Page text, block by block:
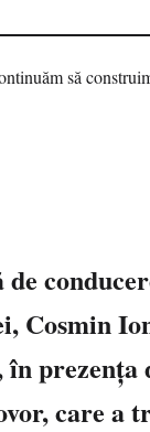
Cosmin
în
care a